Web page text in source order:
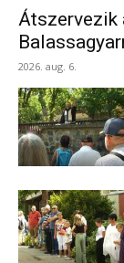
Átszervezik
2026. aug. 6.